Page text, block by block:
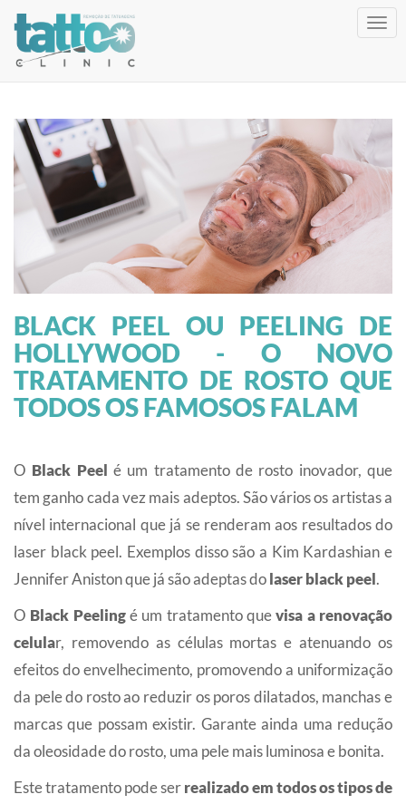
BLACK PEEL OU PEELING DE
HOLLYWOOD - O NOVO
TRATAMENTO DE ROSTO QUE
TODOS OS FAMOSOS FALAM
O Black Peel é um tratamento de rosto inovador, que
tem ganho cada vez mais adeptos. São vários os artistas a
nível internacional que já se renderam aos resultados do
laser black peel. Exemplos disso são a Kim Kardashian e
Jennifer Aniston que já são adeptas dolaser black peel.
O Black Peelingé um tratamento quevisa a renovação
celular, removendo as células mortas e atenuando os
efeitos do envelhecimento, promovendo a uniformização
da pele do rosto ao reduzir os poros dilatados, manchas e
marcas que possam existir. Garante ainda uma redução
da oleosidade do rosto, uma pele mais luminosa e bonita.
Este tratamento pode serrealizado em todos os tipos de